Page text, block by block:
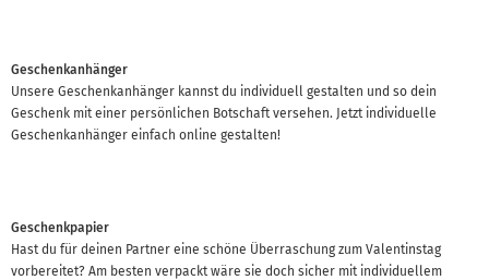
Geschenkanhänger
Unsere Geschenkanhänger kannst du individuell gestalten und so dein
Geschenk mit einer persönlichen Botschaft versehen. Jetzt individuelle
Geschenkanhänger einfach online gestalten!
Geschenkpapier
Hast du für deinen Partner eine schöne Überraschung zum Valentinstag
vorbereitet? Am besten verpackt wäre sie doch sicher mit individuellem